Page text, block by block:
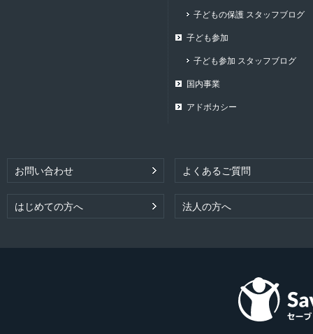
子どもの保護 スタッフブログ
子ども参加
子ども参加 スタッフブログ
国内事業
アドボカシー
お問い合わせ よくあるご質問
はじめての方へ 法人の方へ